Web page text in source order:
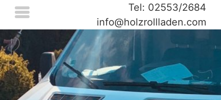
Tel: 02553/2684
info@holzrollladen.com